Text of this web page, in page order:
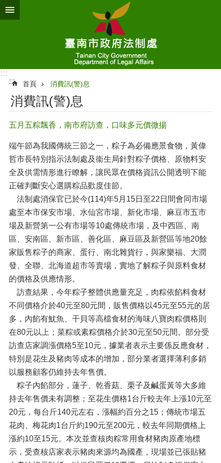
跳到主要內容區塊
:::
:::
首頁 消費訊(警)息
消費訊(警)息
五月五粽飄香，南市府訪查，口味多元價微揚
端午節為我國傳統三節之一，粽子為必備應景食物，黃偉
哲市長特別指示法制處及衞生局針對粽子價格、原物料安
全及供需情形進行瞭解，讓民眾在價格資訊公開透明下能
正確判斷安心選購粽品歡度佳節。
法制處消保官已於今(114)年5月15日至22日間會同市場
處至本市保安市場、水仙宮市場、新化市場、麻豆市五市
場及新營第一公有市場等10處傳統市場，及中西區、南
區、安南區、新市區、善化區、麻豆區及新營區等地20餘
家販售粽子的商家、蛋行、南北雜貨行，與家樂福、大潤
發、全聯、北海道超市等賣場，實地了解粽子與原料食材
的價格及供應情形。
訪查結果，今年粽子整體供應量充足，肉粽依餡料食材
不同價格介於40元至80元間，販售價格以45元至55元的居
多，內餡有魷魚、干貝等高檔食材的海味八寶肉粽價格則
在80元以上；菜粽或素粽價格介於30元至50元間。部分受
訪查店家調漲價格5至10元，據業者表示主要係反應食材，
特別是花生及豬肉等成本的增加，部分業者選擇薄利多銷
以服務顧客仍維持去年售價。
粽子內餡部分，蓮子、乾香菇、栗子及鹹蛋黃等大多維
持去年售價未有調整；至花生價格1台斤較去年上漲10元至
20元，每台斤140元左右，漲幅約百分之15；傳統市場五
花肉、梅花肉1台斤約190元至200元，較去年同期價格上
漲約10至15元。本次並查核肉粽常用食材豬肉原產地標
示，受查核店家表示豬肉來源均為國產，現場並已張貼豬